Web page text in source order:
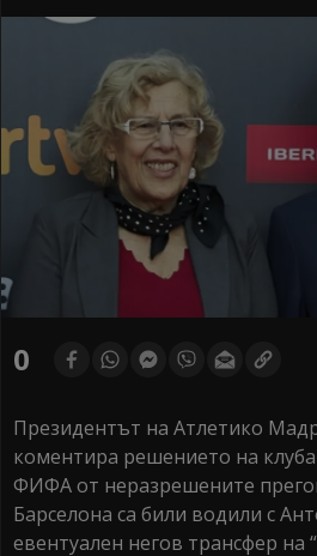
0
Президентът на Атлетико
коментира решението на
ФИФА от неразрешените
Барселона са били водили с
евентуален негов трансфер на